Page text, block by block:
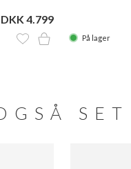
DKK 4.799
På lager
SET